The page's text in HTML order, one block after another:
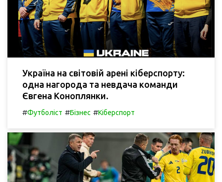
Україна на світовій арені кіберспорту:
одна нагорода та невдача команди
Євгена Коноплянки.
#Футболіст #Бізнес #Кіберспорт